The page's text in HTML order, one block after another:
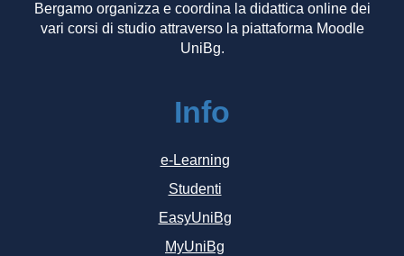
Bergamo organizza e coordina la didattica online dei
vari corsi di studio attraverso la piattaforma Moodle
UniBg.
Info
e-Learning
Studenti
EasyUniBg
MyUniBg